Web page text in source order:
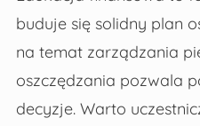
buduje się solidny plan
na temat zarządzania
oszczędzania pozwala
decyzje. Warto